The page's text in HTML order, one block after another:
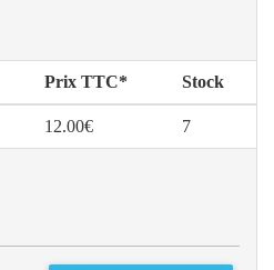
Prix TTC* Stock
12.00€ 7